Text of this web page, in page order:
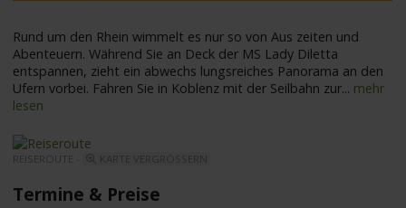
Rund um den Rhein wimmelt es nur so von Aus zeiten und
Abenteuern. Während Sie an Deck der MS Lady Diletta
entspannen, zieht ein abwechs lungsreiches Panorama an den
Ufern vorbei. Fahren Sie in Koblenz mit der Seilbahn zur... mehr
lesen
REISEROUTE -
Termine & Preise